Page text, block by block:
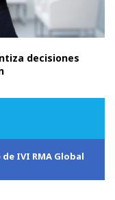
decisiones
IVI RMA Global